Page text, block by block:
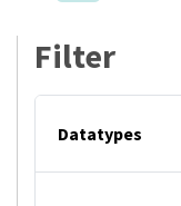
Filter
Datatypes